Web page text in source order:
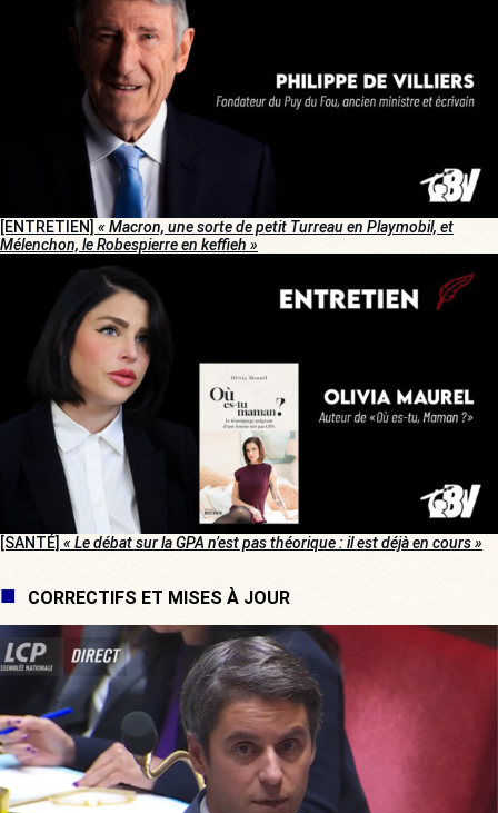
[ENTRETIEN] « Macron, une sorte de petit Turreau en Playmobil, et
Mélenchon, le Robespierre en keffieh »
[SANTÉ] « Le débat sur la GPA n’est pas théorique : il est déjà en cours »
CORRECTIFS ET MISES À JOUR